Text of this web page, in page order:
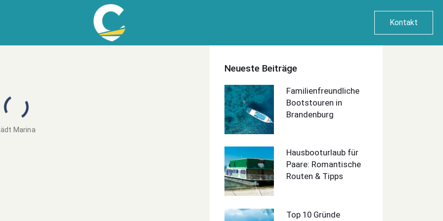
Kontakt
Marina
Neueste Beiträge
Familienfreundliche
Bootstouren in
Brandenburg
Hausbooturlaub für
Paare: Romantische
Routen & Tipps
Top 10 Gründe